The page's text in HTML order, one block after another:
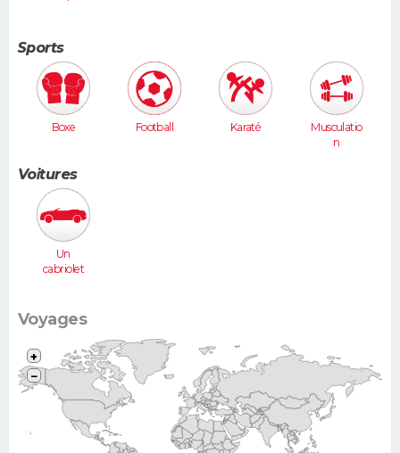
Sports
Boxe Football Karaté
Musculatio
n
Voitures
Un
cabriolet
Voyages
+
−